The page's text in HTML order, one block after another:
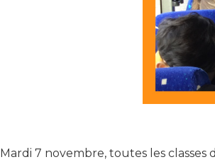
Mardi 7 novembre, toutes les